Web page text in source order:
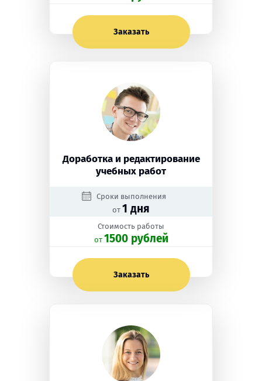
Заказать
Доработка и редактирование
учебных работ
Сроки выполнения
от 1 дня
Стоимость работы
oт 1500 рублей
Заказать